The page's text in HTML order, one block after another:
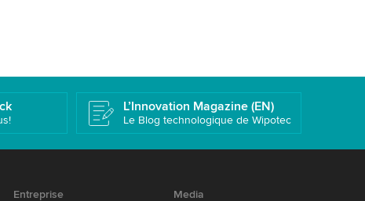
L’Innovation Magazine (EN)
Le Blog technologique de Wipotec
Entreprise
Media